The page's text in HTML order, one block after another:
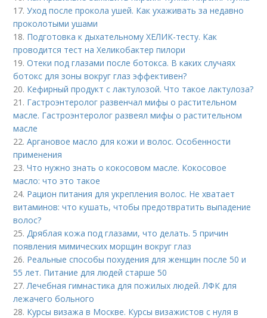
17.Уход после прокола ушей. Как ухаживать за недавно
проколотыми ушами
18. Подготовка к дыхательному ХЕЛИК-тесту. Как
проводится тест на Хеликобактер пилори
19.Отеки под глазами после ботокса. В каких случаях
ботокс для зоны вокруг глаз эффективен?
20. Кефирный продукт с лактулозой. Что такое лактулоза?
21. Гастроэнтеролог развенчал мифы о растительном
масле. Гастроэнтеролог развеял мифы о растительном
масле
22.Аргановое масло для кожи и волос. Особенности
применения
23.Что нужно знать о кокосовом масле. Кокосовое
масло: что это такое
24. Рацион питания для укрепления волос. Не хватает
витаминов: что кушать, чтобы предотвратить выпадение
волос?
25.Дряблая кожа под глазами, что делать. 5 причин
появления мимических морщин вокруг глаз
26. Реальные способы похудения для женщин после 50 и
55 лет. Питание для людей старше 50
27.Лечебная гимнастика для пожилых людей. ЛФК для
лежачего больного
28. Курсы визажа в Москве. Курсы визажистов с нуля в